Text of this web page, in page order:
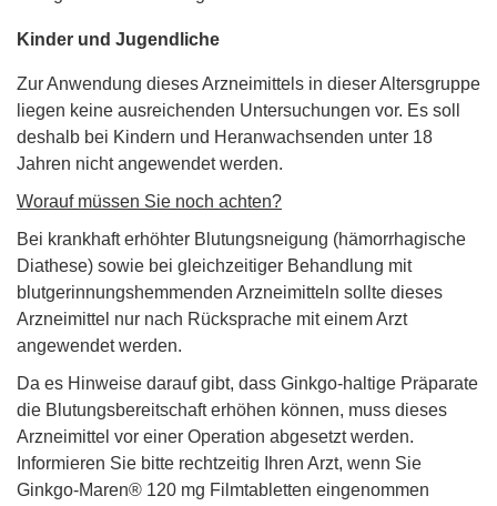
Kinder und Jugendliche
Zur Anwendung dieses Arzneimittels in dieser Altersgruppe
liegen keine ausreichenden Untersuchungen vor. Es soll
deshalb bei Kindern und Heranwachsenden unter 18
Jahren nicht angewendet werden.
Worauf müssen Sie noch achten?
Bei krankhaft erhöhter Blutungsneigung (hämorrhagische
Diathese) sowie bei gleichzeitiger Behandlung mit
blutgerinnungshemmenden Arzneimitteln sollte dieses
Arzneimittel nur nach Rücksprache mit einem Arzt
angewendet werden.
Da es Hinweise darauf gibt, dass Ginkgo-haltige Präparate
die Blutungsbereitschaft erhöhen können, muss dieses
Arzneimittel vor einer Operation abgesetzt werden.
Informieren Sie bitte rechtzeitig Ihren Arzt, wenn Sie
Ginkgo-Maren® 120 mg Filmtabletten eingenommen